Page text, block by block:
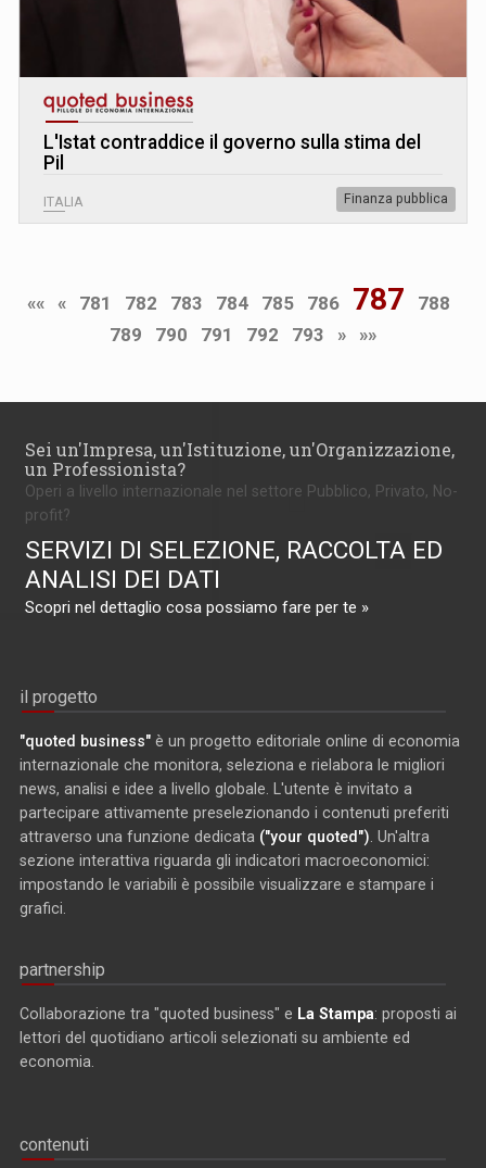
L' Istat contraddice il governo sulla stima del
Pil
ITALIA Finanza pubblica
«« « 781 782 783 784 785 786 787
788
789
790 791 792 793 » »»
Sei un'Impresa, un'Istituzione, un'Organizzazione,
un Professionista?
Operi a livello internazionale nel settore Pubblico, Privato, No-
profit?
SERVIZI DI SELEZIONE, RACCOLTA ED
ANALISI DEI DATI
Scopri nel dettaglio cosa possiamo fare per te »
il progetto
"quoted business" è un progetto editoriale online di economia
internazionale che monitora, seleziona e rielabora le migliori
news, analisi e idee a livello globale. L'utente è invitato a
partecipare attivamente preselezionando i contenuti preferiti
attraverso una funzione dedicata ("your quoted"). Un'altra
sezione interattiva riguarda gli indicatori macroeconomici:
impostando le variabili è possibile visualizzare e stampare i
grafici.
partnership
Collaborazione tra "quoted business" e La Stampa: proposti ai
lettori del quotidiano articoli selezionati su ambiente ed
economia.
contenuti